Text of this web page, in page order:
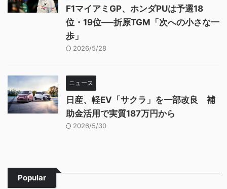
F1マイアミGP、ホンダPUは予選18
位・19位──折原TGM「次への小さな一
歩」
2026/5/28
ニュース
日産、軽EV「サクラ」を一部改良 補
助金活用で実質187万円から
2026/5/30
Popular